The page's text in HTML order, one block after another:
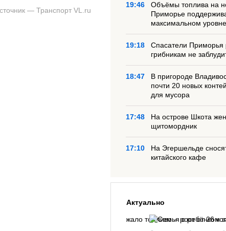
— Транспорт VL.ru
19:46
Объёмы топлива на
Приморье
максимальном уровне
19:18
Спасатели Приморья
грибникам не
18:47
В пригороде
почти 20 новых
для мусора
17:48
На острове Шкота
щитомордник
17:10
На Эгершельде
китайского кафе
Актуально